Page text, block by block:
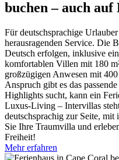
buchen – auch auf
Für deutschsprachige
herausragenden Service. Die
Deutsch erfolgen, inklusive
komfortablen Villen mit 180
großzügigen Anwesen mit
Anspruch gibt es das
Highlights sucht, kann ein
Luxus-Living – Intervillas
deutschsprachig zur Seite,
Sie Ihre Traumvilla und
Freiheit!
Mehr erfahren